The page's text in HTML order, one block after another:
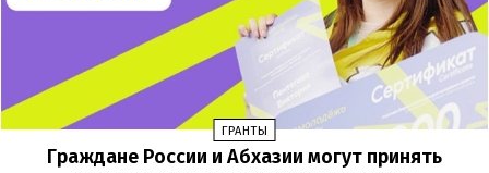
ГРАНТЫ
Граждане России и Абхазии могут принять